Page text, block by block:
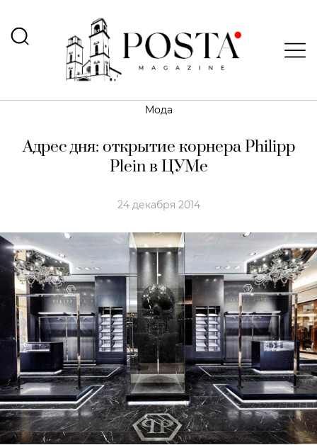
Мода
Адрес дня: открытие корнера Philipp
Plein в ЦУМе
24 декабря 2014